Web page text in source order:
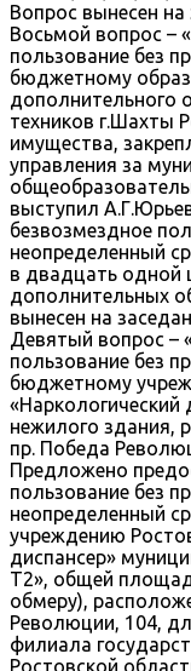
Вопрос вынесен
Восьмой вопрос –
пользование без
бюджетному
дополнительного
техников г.Шахты
имущества,
управления за
выступил
безвозмездное
неопределенный
в двадцать одной
дополнительных
вынесен на
Девятый вопрос –
пользование без
бюджетному
«Наркологический
нежилого здания,
пр. Победа
Предложено
пользование без
неопределенный
учреждению
диспансер»
Т2», общей
обмеру),
Революции, 104,
филиала
Ростовской